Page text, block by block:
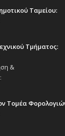
Ταμείου:
Τμήματος:
&
Τομέα